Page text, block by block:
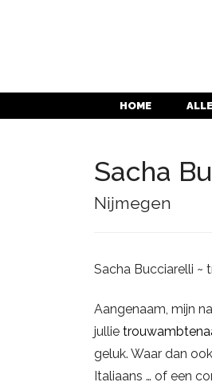
HOME
Sacha
Nijmegen
Sacha Bucciarelli ~
Aangenaam, mijn
jullie
geluk. Waar dan
Italiaans … of een